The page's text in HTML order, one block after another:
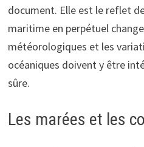
document. Elle est le reflet
maritime en perpétuel
météorologiques et les
océaniques doivent y être
sûre.
Les marées et les